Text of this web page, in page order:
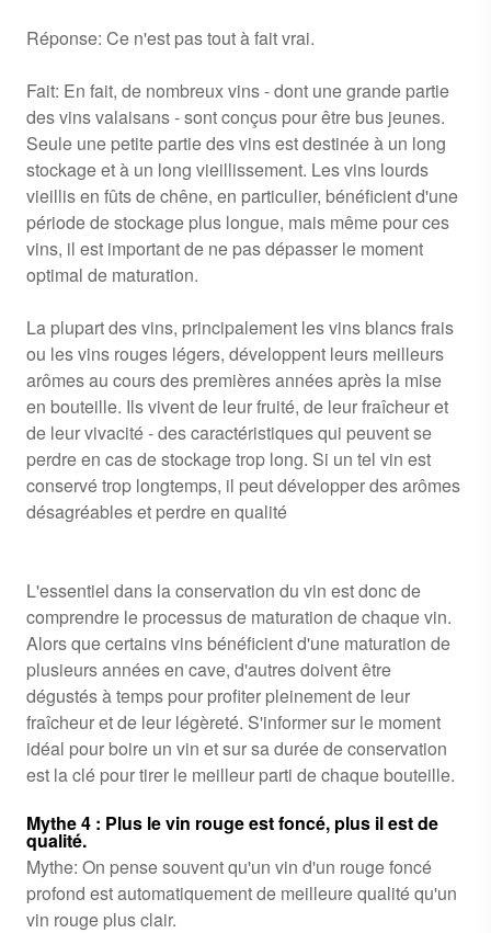
Réponse: Ce n'est pas tout à fait vrai.
Fait: En fait, de nombreux vins - dont une grande partie
des vins valaisans - sont conçus pour être bus jeunes.
Seule une petite partie des vins est destinée à un long
stockage et à un long vieillissement. Les vins lourds
vieillis en fûts de chêne, en particulier, bénéficient d'une
période de stockage plus longue, mais même pour ces
vins, il est important de ne pas dépasser le moment
optimal de maturation.
La plupart des vins, principalement les vins blancs frais
ou les vins rouges légers, développent leurs meilleurs
arômes au cours des premières années après la mise
en bouteille. Ils vivent de leur fruité, de leur fraîcheur et
de leur vivacité - des caractéristiques qui peuvent se
perdre en cas de stockage trop long. Si un tel vin est
conservé trop longtemps, il peut développer des arômes
désagréables et perdre en qualité
L'essentiel dans la conservation du vin est donc de
comprendre le processus de maturation de chaque vin.
Alors que certains vins bénéficient d'une maturation de
plusieurs années en cave, d'autres doivent être
dégustés à temps pour profiter pleinement de leur
fraîcheur et de leur légèreté. S'informer sur le moment
idéal pour boire un vin et sur sa durée de conservation
est la clé pour tirer le meilleur parti de chaque bouteille.
Mythe 4 : Plus le vin rouge est foncé, plus il est de
qualité.
Mythe: On pense souvent qu'un vin d'un rouge foncé
profond est automatiquement de meilleure qualité qu'un
vin rouge plus clair.